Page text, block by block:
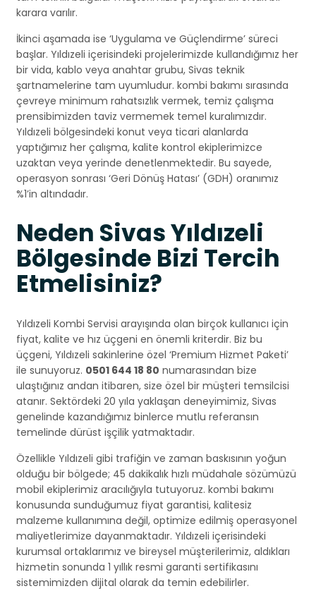
karara varılır.
İkinci aşamada ise ‘Uygulama ve Güçlendirme’ süreci
başlar. Yıldızeli içerisindeki projelerimizde kullandığımız her
bir vida, kablo veya anahtar grubu, Sivas teknik
şartnamelerine tam uyumludur. kombi bakımı sırasında
çevreye minimum rahatsızlık vermek, temiz çalışma
prensibimizden taviz vermemek temel kuralımızdır.
Yıldızeli bölgesindeki konut veya ticari alanlarda
yaptığımız her çalışma, kalite kontrol ekiplerimizce
uzaktan veya yerinde denetlenmektedir. Bu sayede,
operasyon sonrası ‘Geri Dönüş Hatası’ (GDH) oranımız
%1’in altındadır.
Neden Sivas Yıldızeli
Bölgesinde Bizi Tercih
Etmelisiniz?
Yıldızeli Kombi Servisi arayışında olan birçok kullanıcı için
fiyat, kalite ve hız üçgeni en önemli kriterdir. Biz bu
üçgeni, Yıldızeli sakinlerine özel ‘Premium Hizmet Paketi’
ile sunuyoruz. 0501 644 18 80 numarasından bize
ulaştığınız andan itibaren, size özel bir müşteri temsilcisi
atanır. Sektördeki 20 yıla yaklaşan deneyimimiz, Sivas
genelinde kazandığımız binlerce mutlu referansın
temelinde dürüst işçilik yatmaktadır.
Özellikle Yıldızeli gibi trafiğin ve zaman baskısının yoğun
olduğu bir bölgede; 45 dakikalık hızlı müdahale sözümüzü
mobil ekiplerimiz aracılığıyla tutuyoruz. kombi bakımı
konusunda sunduğumuz fiyat garantisi, kalitesiz
malzeme kullanımına değil, optimize edilmiş operasyonel
maliyetlerimize dayanmaktadır. Yıldızeli içerisindeki
kurumsal ortaklarımız ve bireysel müşterilerimiz, aldıkları
hizmetin sonunda 1 yıllık resmi garanti sertifikasını
sistemimizden dijital olarak da temin edebilirler.